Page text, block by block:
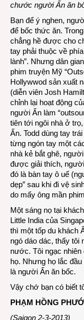
chước người Ấn ăn
Bạn để ý nghen,
để bốc thức ăn.
chẳng hề được cho
tay phải thuộc về
lành”. Nhưng dân
phim truyện Mỹ
Hollywwod sản xuất
(diễn viên Josh
chỉnh lại hoạt động
người Ấn làm
tiên tới ngôi nhà ở
Ấn. Todd dùng tay
từng ngón tay một
nhà kẻ bắt ghê,
được giải thích,
đó là bàn tay ô uế
dẹp” sau khi đi vệ
do mấy ông mần
Một sáng nọ tại
Little India của
thì một tốp du khách
ngó dáo dác, thấy tôi
nước. Tôi ngạc
họ. Nhưng họ lắc
là người Ấn ăn bốc.
Vậy chớ bạn có biết
PHẠM HỒNG
(Saigon 2-3-2013)